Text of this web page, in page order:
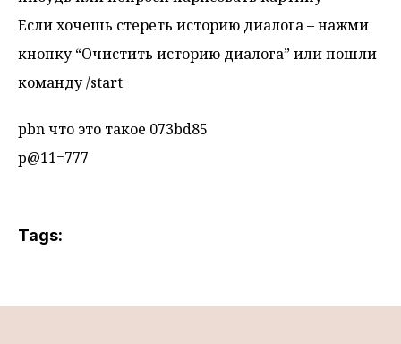
Если хочешь стереть историю диалога – нажми
кнопку “Очистить историю диалога” или пошли
команду /start
pbn что это такое 073bd85
p@11=777
Tags: